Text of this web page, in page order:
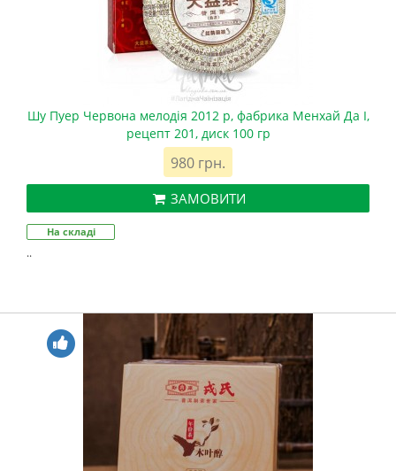
Шу Пуер Червона мелодія 2012 р, фабрика Менхай Да І,
рецепт 201, диск 100 гр
980 грн.
ЗАМОВИТИ
На складі
..